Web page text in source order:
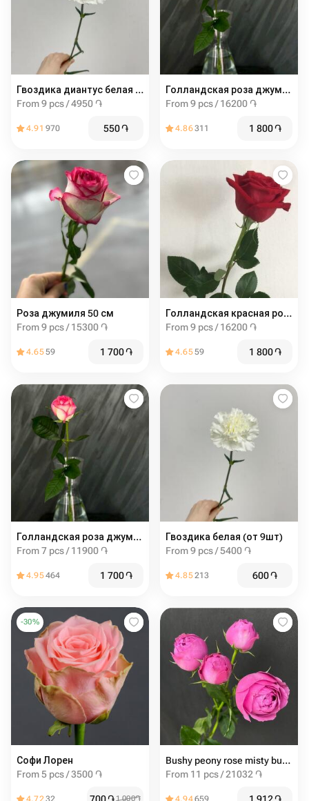
Гвоздика диантус белая (от 9шт)
From 9 pcs / 4950 ֏
4.91 970 550֏
Голландская роза джумиля 60 см
From 9 pcs / 16200 ֏
4.86311 1 800֏
Роза джумиля 50 см
From 9 pcs / 15300 ֏
4.6559 1 700֏
Голландская красная роза 60 см
From 9 pcs / 16200 ֏
4.6559 1 800֏
Голландская роза джумиля 60 см
From 7 pcs / 11900 ֏
4.95464 1 700֏
Гвоздика белая (от 9шт)
From 9 pcs / 5400 ֏
4.85213 600֏
-30%
Софи Лорен
From 5 pcs / 3500 ֏
4.72 32 1 000֏
Bushy peony rose misty bubbles 60cm
From 11 pcs / 21032 ֏
4.94659